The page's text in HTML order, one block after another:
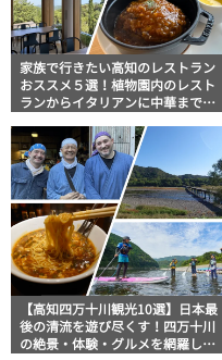
家族で行きたい高知のレストラン
おススメ５選！植物園内のレスト
ランからイタリアンに中華まで楽
【高知四万十川観光10選】日本最
後の清流を遊び尽くす！四万十川
の絶景・体験・グルメを網羅した